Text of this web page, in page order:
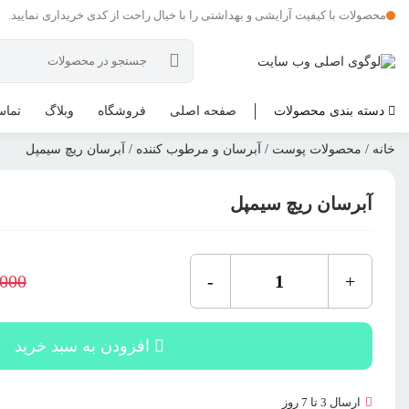
محصولات با کیفیت آرایشی و بهداشتی را با خیال راحت از کدی خریداری نمایید.
دسته بندی محصولات صفحه اصلی فروشگاه وبلاگ
خانه / محصولات پوست / آبرسان و مرطوب کننده / آبرسان ریچ سیمپل
آبرسان ریچ سیمپل
+
آبرسان
عدد
-
افزودن به سبد خرید
ارسال 3 تا 7 روز